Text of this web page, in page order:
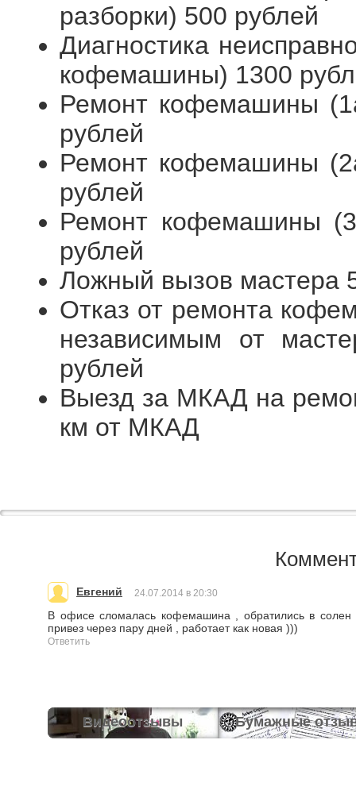
разборки) 500 рублей
Диагностика
кофемашины) 1300
Ремонт кофемашины
рублей
Ремонт кофемашины
рублей
Ремонт кофемашины
рублей
Ложный вызов мастера
Отказ от ремонта
независимым от
рублей
Выезд за МКАД на
км от МКАД
Евгений 24.07.2014 в 20:30
В офисе сломалась кофемашина , обратились в
привез через пару дней , работает как новая )))
Ответить
Видеоотзывы Бумажные